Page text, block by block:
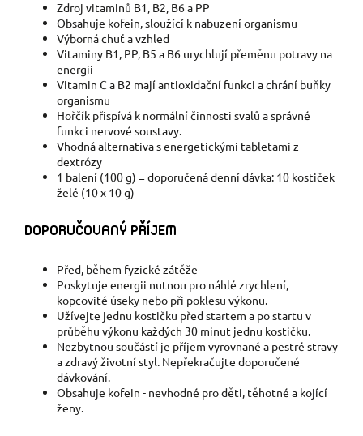
Zdroj vitaminů B1, B2, B6 a PP
Obsahuje kofein, sloužící k nabuzení organismu
Výborná chuť a vzhled
Vitaminy B1, PP, B5 a B6 urychlují přeměnu potravy na
energii
Vitamin C a B2 mají antioxidační funkci a chrání buňky
organismu
Hořčík přispívá k normální činnosti svalů a správné
funkci nervové soustavy.
Vhodná alternativa s energetickými tabletami z
dextrózy
1 balení (100 g) = doporučená denní dávka: 10 kostiček
želé (10 x 10 g)
DOPORUČOVANÝ PŘÍJEM
Před, během fyzické zátěže
Poskytuje energii nutnou pro náhlé zrychlení,
kopcovité úseky nebo při poklesu výkonu.
Užívejte jednu kostičku před startem a po startu v
průběhu výkonu každých 30 minut jednu kostičku.
Nezbytnou součástí je příjem vyrovnané a pestré stravy
a zdravý životní styl. Nepřekračujte doporučené
dávkování.
Obsahuje kofein - nevhodné pro děti, těhotné a kojící
ženy.